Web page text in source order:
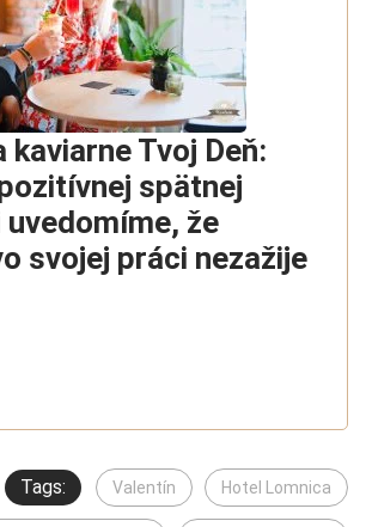
kaviarne Tvoj Deň:
spätnej
uvedomíme, že
svojej práci nezažije
Tags: Valentín Hotel Lomnica